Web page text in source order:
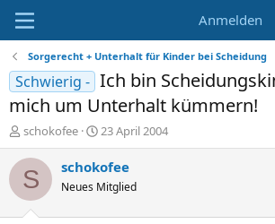
Anmelden
Sorgerecht + Unterhalt für Kinder bei Scheidung
Schwierig - Ich bin
mich um Unterhalt kümmern!
E
r
s
t
schokofee
E
r
s
e
23 April 2004
S schokofee
Neues Mitglied